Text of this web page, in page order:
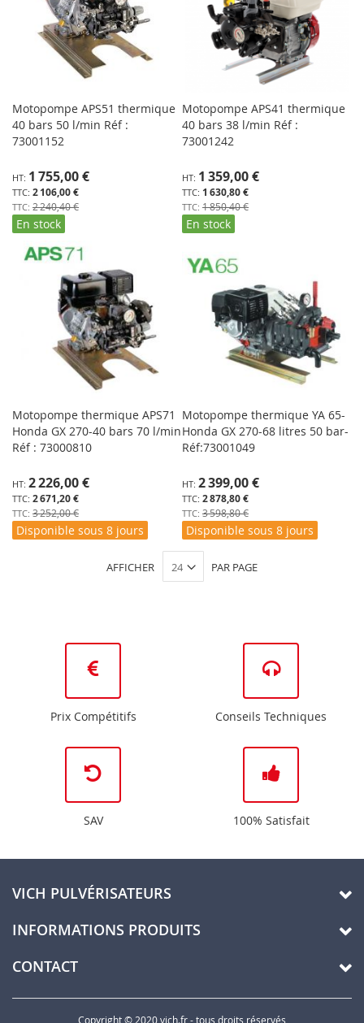
Motopompe APS51 thermique
40 bars 50 l/min Réf :
73001152
Prix
Spécial2 106,00 €
1 755,00 €
2 240,40 €
En stock
Motopompe APS41 thermique
40 bars 38 l/min Réf :
73001242
Prix
Spécial1 630,80 €
1 359,00 €
1 850,40 €
En stock
Motopompe thermique APS71
Honda GX 270-40 bars 70 l/min
Réf : 73000810
Prix
Spécial2 671,20 €
2 226,00 €
3 252,00 €
Disponible sous 8 jours
Motopompe thermique YA 65-
Honda GX 270-68 litres 50 bar-
Réf:73001049
Prix
Spécial2 878,80 €
2 399,00 €
3 598,80 €
Disponible sous 8 jours
AFFICHER PAR PAGE
Prix Compétitifs Conseils Techniques
SAV 100% Satisfait
VICH PULVÉRISATEURS
INFORMATIONS PRODUITS
CONTACT
Copyright © 2020 vich.fr - tous droits réservés